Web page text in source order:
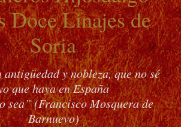
Doce Linajes de
Soria
y nobleza, que no sé
que haya en España
sea” (Francisco Mosquera de
Barnuevo)